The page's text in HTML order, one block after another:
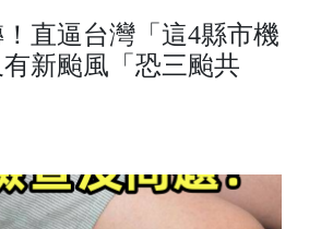
直逼台灣「這4縣市機
新颱風「恐三颱共